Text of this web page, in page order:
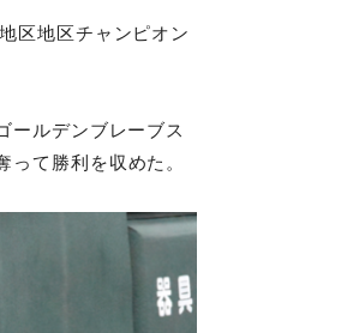
区地区チャンピオン
ールデンブレーブス
て勝利を収めた。